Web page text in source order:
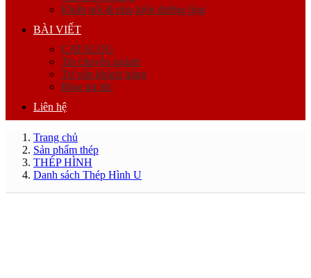
Khớp nối & phụ kiện đường ống
BÀI VIẾT
CATALOG
Tin chuyên ngành
Tư vấn khách hàng
Blog tin tức
Liên hệ
Trang chủ
Sản phẩm thép
THÉP HÌNH
Danh sách Thép Hình U